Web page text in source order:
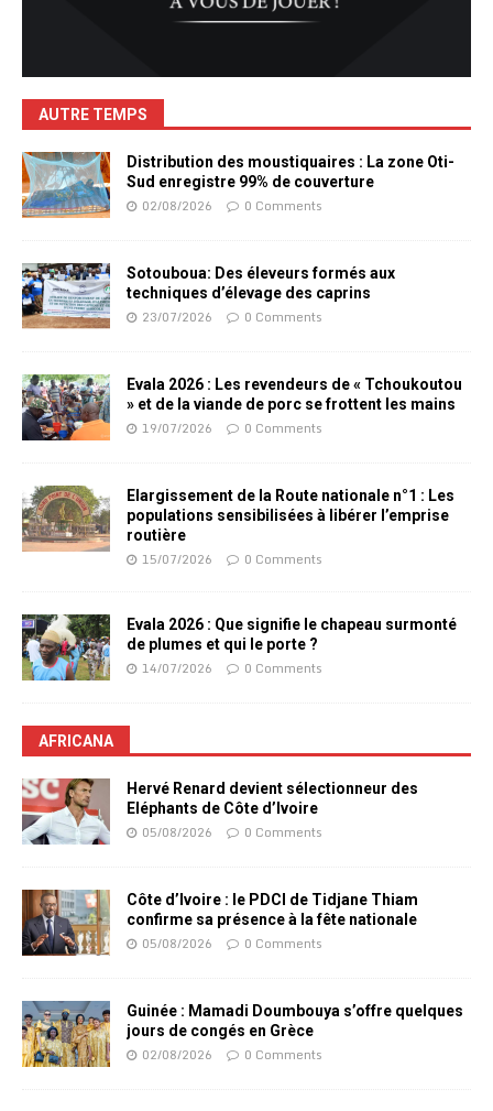
AUTRE TEMPS
Distribution des moustiquaires : La zone Oti-
Sud enregistre 99% de couverture
02/08/2026 0 Comments
Sotouboua: Des éleveurs formés aux
techniques d’élevage des caprins
23/07/2026 0 Comments
Evala 2026 : Les revendeurs de « Tchoukoutou
» et de la viande de porc se frottent les mains
19/07/2026 0 Comments
Elargissement de la Route nationale n°1 : Les
populations sensibilisées à libérer l’emprise
routière
15/07/2026 0 Comments
Evala 2026 : Que signifie le chapeau surmonté
de plumes et qui le porte ?
14/07/2026 0 Comments
AFRICANA
Hervé Renard devient sélectionneur des
Eléphants de Côte d’Ivoire
05/08/2026 0 Comments
Côte d’Ivoire : le PDCI de Tidjane Thiam
confirme sa présence à la fête nationale
05/08/2026 0 Comments
Guinée : Mamadi Doumbouya s’offre quelques
jours de congés en Grèce
02/08/2026 0 Comments